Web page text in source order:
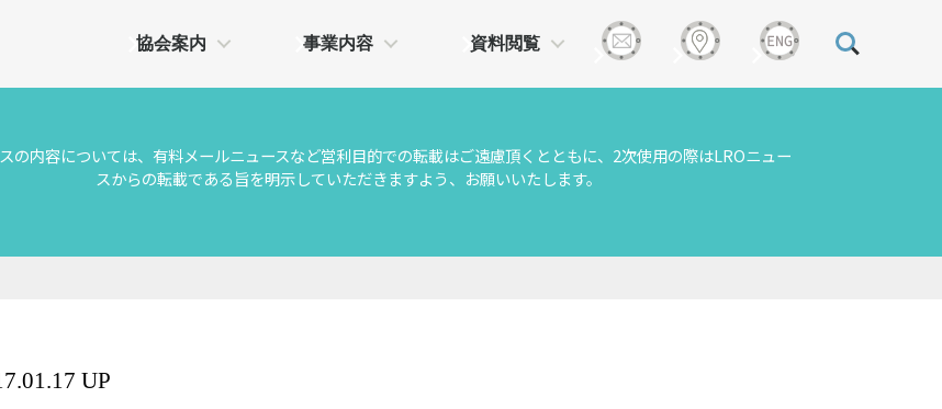
協会案内 事業内容 資料閲覧
の内容については、有料メールニュースなど営利目的での転載はご遠慮頂くとともに、2次使用の際はLROニュー
スからの転載である旨を明示していただきますよう、お願いいたします。
UP